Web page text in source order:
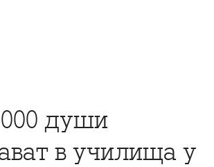
души
в училища у